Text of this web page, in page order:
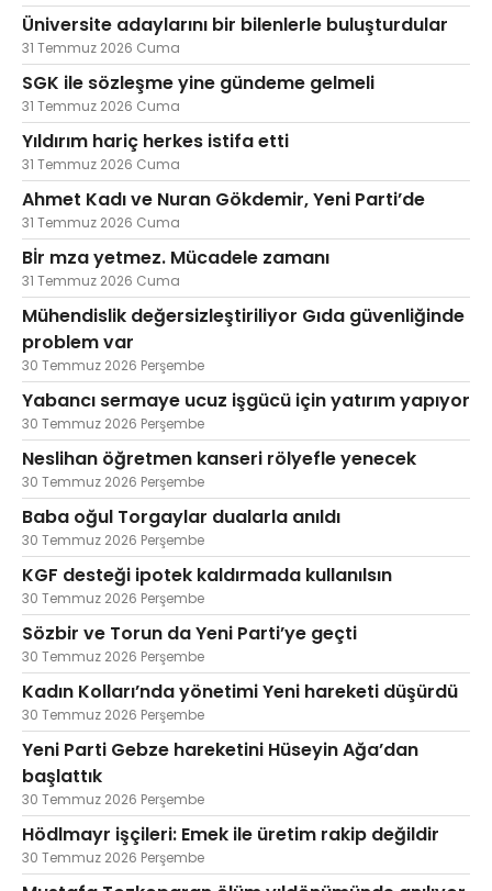
Üniversite adaylarını bir bilenlerle buluşturdular
31 Temmuz 2026 Cuma
SGK ile sözleşme yine gündeme gelmeli
31 Temmuz 2026 Cuma
Yıldırım hariç herkes istifa etti
31 Temmuz 2026 Cuma
Ahmet Kadı ve Nuran Gökdemir, Yeni Parti’de
31 Temmuz 2026 Cuma
Bİr mza yetmez. Mücadele zamanı
31 Temmuz 2026 Cuma
Mühendislik değersizleştiriliyor Gıda güvenliğinde
problem var
30 Temmuz 2026 Perşembe
Yabancı sermaye ucuz işgücü için yatırım yapıyor
30 Temmuz 2026 Perşembe
Neslihan öğretmen kanseri rölyefle yenecek
30 Temmuz 2026 Perşembe
Baba oğul Torgaylar dualarla anıldı
30 Temmuz 2026 Perşembe
KGF desteği ipotek kaldırmada kullanılsın
30 Temmuz 2026 Perşembe
Sözbir ve Torun da Yeni Parti’ye geçti
30 Temmuz 2026 Perşembe
Kadın Kolları’nda yönetimi Yeni hareketi düşürdü
30 Temmuz 2026 Perşembe
Yeni Parti Gebze hareketini Hüseyin Ağa’dan
başlattık
30 Temmuz 2026 Perşembe
Hödlmayr işçileri: Emek ile üretim rakip değildir
30 Temmuz 2026 Perşembe